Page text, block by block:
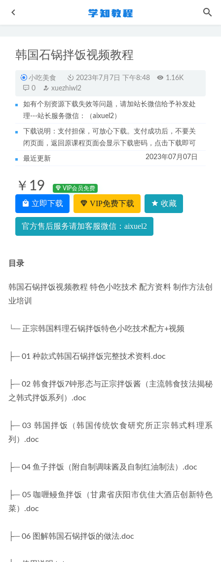
韩国石锅拌饭视频教程
小吃美食 2023年7月7日 下午8:48
1.16K
0
xuezhiwl2
如有个别资源下载失效等问题，请加站长微信给予补发处
理---站长服务微信：（aixuel2）
下载说明：支付担保，可放心下载。支付成功后，不要关
闭页面，返回原课程页面会显示下载密码，点击下载即可
最近更新 2023年07月07日
￥19 VIP会员免费
立即下载 VIP免费下载 收藏
官方售后服务请加客服微信：aixuel2
目录
韩国石锅拌饭视频教程 特色小吃技术 配方资料 制作方法创
业培训
└─ 正宗韩国料理石锅拌饭特色小吃技术配方+视频
├─ 01 种款式韩国石锅拌饭完整技术资料.doc
├─ 02 韩食拌饭7钟形态与正宗拌饭酱（主流韩食技法揭秘
之韩式拌饭系列）.doc
├─ 03 韩国拌饭（韩国传统饮食研究所正宗韩式料理系
列）.doc
├─ 04 鱼子拌饭（附自制调味酱及自制红油制法）.doc
├─ 05 咖喱鳗鱼拌饭（甘肃省庆阳市伉佳大酒店创新特色
菜）.doc
├─ 06 图解韩国石锅拌饭的做法.doc
2023猿辅导张鹏高三生物讲义
2023刘勖雯高三历史视频教程+讲义高考历史二三轮复习第
四阶段教程 2023-06-18
猿辅导高中历史网课2023王晓明高三历史一轮复习视频教程
英语四级考证网课22年考虫四级Promax全程视频教程+讲义
+mp3
2022-11-27
作业帮2022段瑞莹高三生物复习视频教程+讲义全年班（暑
假+秋季+寒假+春季） 2023-04-13